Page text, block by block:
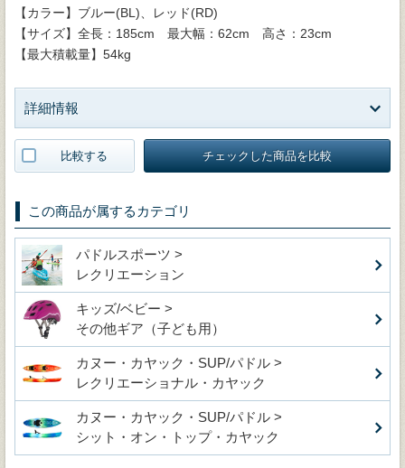
【カラー】ブルー(BL)、レッド(RD)
【サイズ】全長：185cm 最大幅：62cm 高さ：23cm
【最大積載量】54kg
詳細情報
比較する チェックした商品を比較
この商品が属するカテゴリ
パドルスポーツ >
レクリエーション
キッズ/ベビー >
その他ギア（子ども用）
カヌー・カヤック・SUP/パドル >
レクリエーショナル・カヤック
カヌー・カヤック・SUP/パドル >
シット・オン・トップ・カヤック